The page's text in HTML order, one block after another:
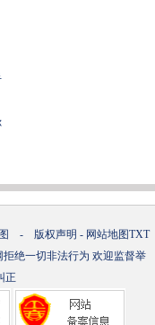
- 版权声明 - 网站地图TXT
拒绝一切非法行为 欢迎监督举
正